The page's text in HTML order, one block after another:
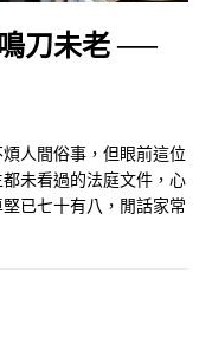
刀未老 ──
人間俗事，但眼前這位
未看過的法庭文件，心
已七十有八，閒話家常